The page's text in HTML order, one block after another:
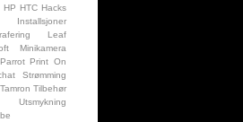
HP HTC Hacks
Installsjoner
Leaf
Minikamera
Parrot Print On
Strømming
Tamron Tilbehør
Utsmykning